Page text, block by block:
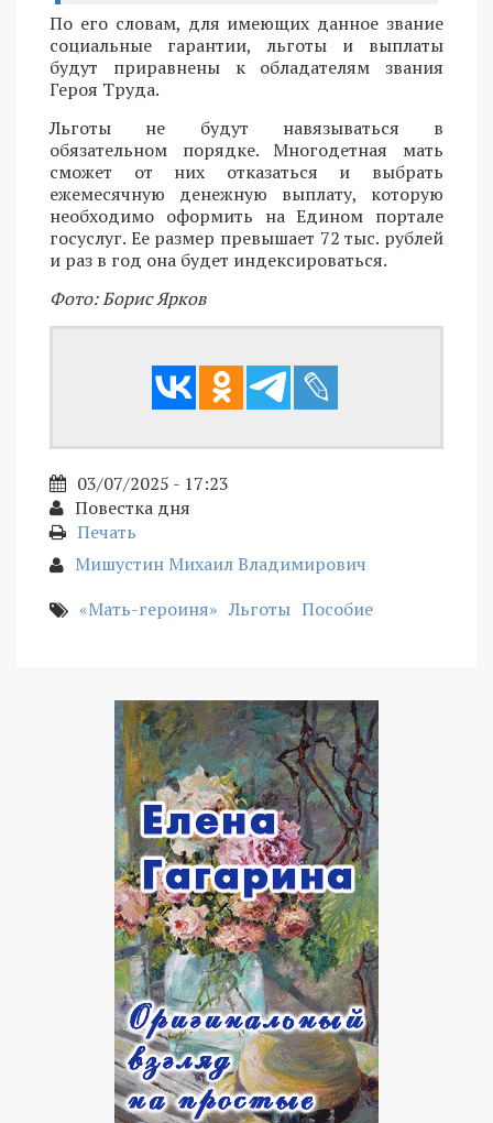
По его словам, для имеющих данное звание
социальные гарантии, льготы и выплаты
будут приравнены к обладателям звания
Героя Труда.
Льготы не будут навязываться в
обязательном порядке. Многодетная мать
сможет от них отказаться и выбрать
ежемесячную денежную выплату, которую
необходимо оформить на Едином портале
госуслуг. Ее размер превышает 72 тыс. рублей
и раз в год она будет индексироваться.
Фото: Борис Ярков
03/07/2025 - 17:23
Повестка дня
Печать
Мишустин Михаил Владимирович
«Мать-героиня» Льготы Пособие